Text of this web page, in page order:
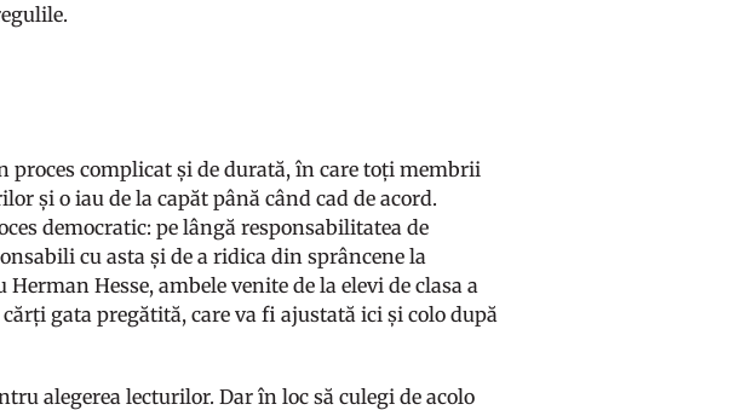
complicat și de durată, în care toți membrii
și o iau de la capăt până când cad de acord.
democratic: pe lângă responsabilitatea de
cu asta și de a ridica din sprâncene la
Herman Hesse, ambele venite de la elevi de clasa a
gata pregătită, care va fi ajustată ici și colo după
alegerea lecturilor. Dar în loc să culegi de acolo